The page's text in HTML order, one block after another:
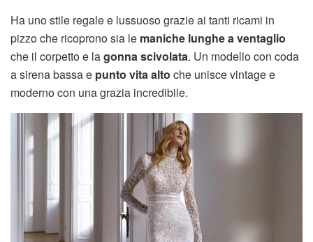
Ha uno stile regale e lussuoso grazie ai tanti ricami in
pizzo che ricoprono sia le maniche lunghe a ventaglio
che il corpetto e lagonna scivolata. Un modello con coda
a sirena bassa e punto vita alto che unisce vintage e
moderno con una grazia incredibile.